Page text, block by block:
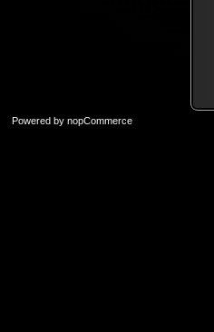
Powered by nopCommerce